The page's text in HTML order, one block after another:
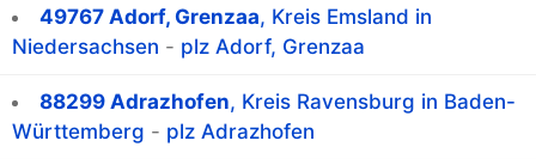
49767 Adorf, Grenzaa, Kreis Emsland in
Niedersachsen - plz Adorf, Grenzaa
88299 Adrazhofen, Kreis Ravensburg in Baden-
Württemberg - plz Adrazhofen